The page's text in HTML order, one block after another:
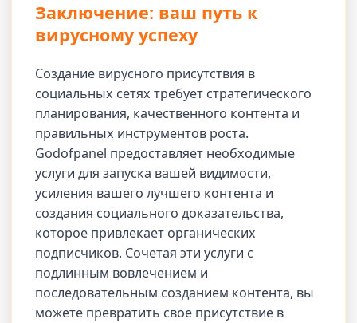
Заключение: ваш путь к
вирусному успеху
Создание вирусного присутствия в
социальных сетях требует стратегического
планирования, качественного контента и
правильных инструментов роста.
Godofpanel предоставляет необходимые
услуги для запуска вашей видимости,
усиления вашего лучшего контента и
создания социального доказательства,
которое привлекает органических
подписчиков. Сочетая эти услуги с
подлинным вовлечением и
последовательным созданием контента, вы
можете превратить свое присутствие в